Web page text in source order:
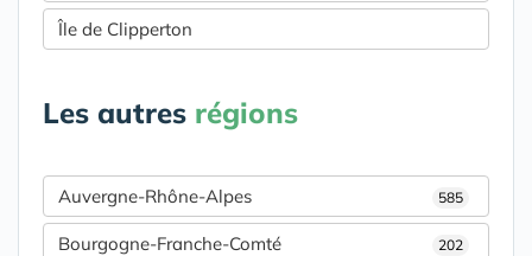
Île de Clipperton
Les autres régions
Auvergne-Rhône-Alpes 585
Bourgogne-Franche-Comté 202